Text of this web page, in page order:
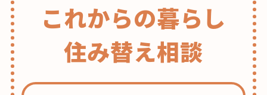
これからの暮らし
住み替え相談